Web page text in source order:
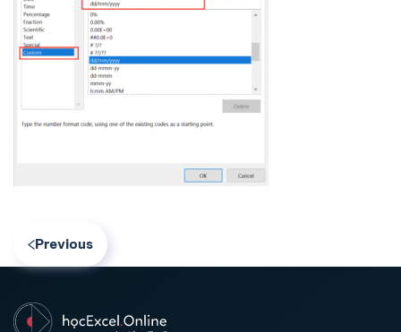
Previous